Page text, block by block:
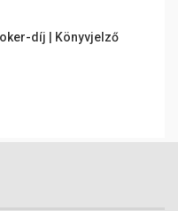
díj | Könyvjelző